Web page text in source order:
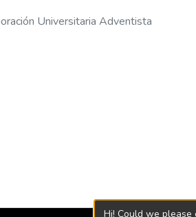
Universitaria Adventista
Hi! Could we